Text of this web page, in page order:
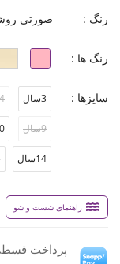
رنگ : صورتی
رنگ ها :
سایزها : 3سال 4سال
9سال
14سال
راهنمای شست و شو
پرداخت